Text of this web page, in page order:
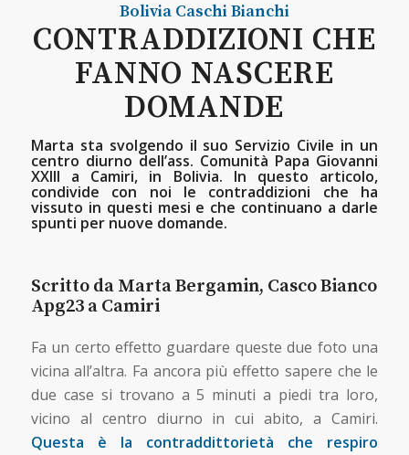
Bolivia Caschi Bianchi
CONTRADDIZIONI CHE
FANNO NASCERE
DOMANDE
Marta sta svolgendo il suo Servizio Civile in un
centro diurno dell’ass. Comunità Papa Giovanni
XXIII a Camiri, in Bolivia. In questo articolo,
condivide con noi le contraddizioni che ha
vissuto in questi mesi e che continuano a darle
spunti per nuove domande.
Scritto da Marta Bergamin, Casco Bianco
Apg23 a Camiri
Fa un certo effetto guardare queste due foto una
vicina all’altra. Fa ancora più effetto sapere che le
due case si trovano a 5 minuti a piedi tra loro,
vicino al centro diurno in cui abito, a Camiri.
Questa è la contraddittorietà che respiro